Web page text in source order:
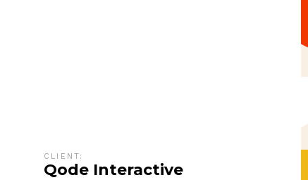
CLIENT:
Qode Interactive